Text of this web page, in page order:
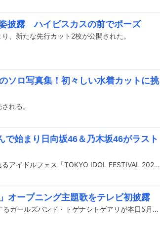
披露 ハイビスカスの前でポーズ
、新たな先行カット2枚が公開された。
ソロ写真集！初々しい水着カットに挑
れる。
で始まり日向坂46＆乃木坂46がラスト
8月2～4日に東京・お台場の青海周辺エリアで開催されるアイドルフェス「TOKYO IDOL FESTIVAL 2024」のタイムテーブルが公開された。
オープニング主題歌をテレビ初披露
テレビアニメ「ガールズバンドクライ」の劇中に登場するガールズバンド・トゲナシトゲアリが本日5月28日深夜にTBSで放送される音楽番組「PLAYLIST」に出演する。